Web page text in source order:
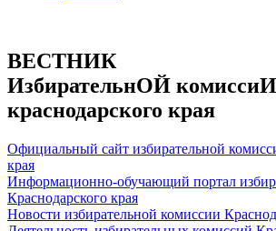
ВЕСТНИК
ИзбирательнОЙ комиссиИ
краснодарского края
Официальный сайт избирательной
края
Информационно-обучающий портал
Краснодарского края
Новости избирательной комиссии